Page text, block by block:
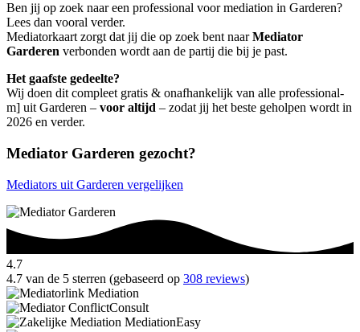
Ben jij op zoek naar een professional voor mediation in Garderen?
Lees dan vooral verder.
Mediatorkaart zorgt dat jij die op zoek bent naarMediator
Garderen verbonden wordt aan de partij die bij je past.
Het gaafste gedeelte?
Wij doen dit compleet gratis & onafhankelijk van alle professional-
m] uit Garderen – voor altijd – zodat jij het beste geholpen wordt in
2026 en verder.
Mediator Garderen gezocht?
Mediators uit Garderen vergelijken
4.7
4.7 van de 5 sterren (gebaseerd op 308 reviews)